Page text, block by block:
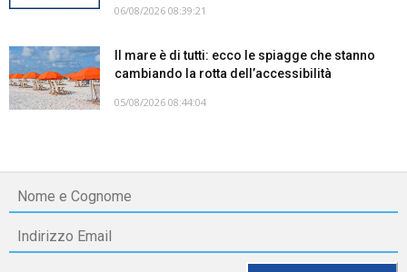
06/08/2026 08:39:21
Il mare è di tutti: ecco le spiagge che stanno
cambiando la rotta dell’accessibilità
05/08/2026 08:44:04